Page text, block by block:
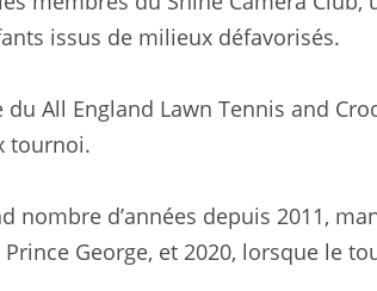
issus de milieux défavorisés.
All England Lawn Tennis and
tournoi.
nombre d’années depuis 2011,
George, et 2020, lorsque le